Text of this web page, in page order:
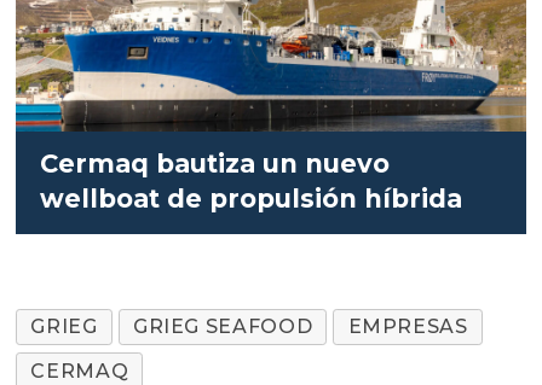
Cermaq bautiza un nuevo
wellboat de propulsión híbrida
GRIEG GRIEG SEAFOOD
EMPRESAS
CERMAQ